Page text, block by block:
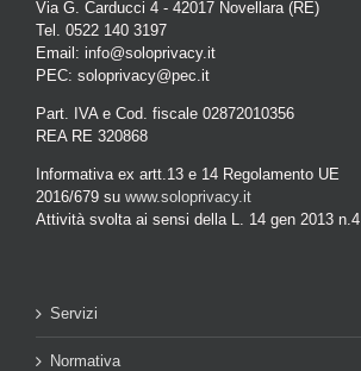
Via G. Carducci 4 - 42017 Novellara (RE)
Tel. 0522 140 3197
Email: info@soloprivacy.it
PEC: soloprivacy@pec.it
Part. IVA e Cod. fiscale 02872010356
REA RE 320868
Informativa ex artt.13 e 14 Regolamento UE
2016/679 su www.soloprivacy.it
Attività svolta ai sensi della L. 14 gen 2013 n.4
Servizi
Normativa